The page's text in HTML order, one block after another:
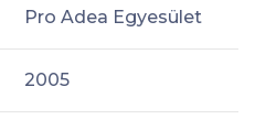
Pro Adea Egyesület
2005